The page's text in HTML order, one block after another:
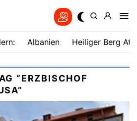
Albanien Heiliger Berg
“ERZBISCHOF